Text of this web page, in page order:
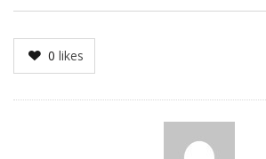
0 likes